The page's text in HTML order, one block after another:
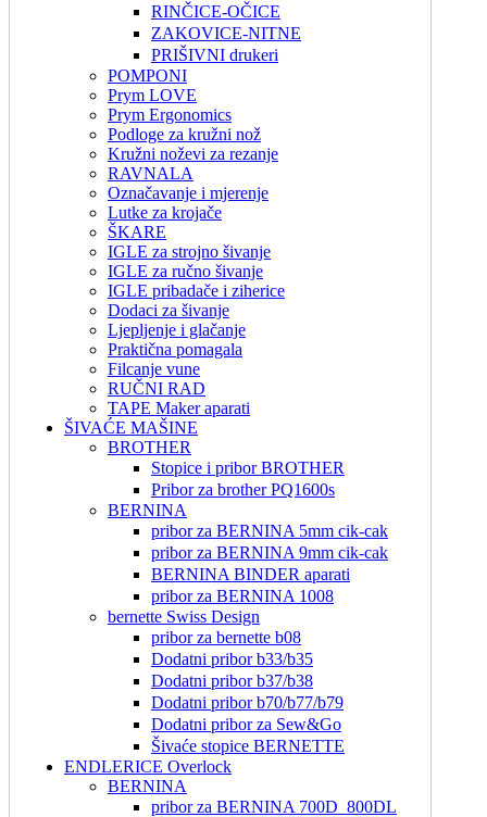
RINČICE-OČICE
ZAKOVICE-NITNE
PRIŠIVNI drukeri
POMPONI
Prym LOVE
Prym Ergonomics
Podloge za kružni nož
Kružni noževi za rezanje
RAVNALA
Označavanje i mjerenje
Lutke za krojače
ŠKARE
IGLE za strojno šivanje
IGLE za ručno šivanje
IGLE pribadače i ziherice
Dodaci za šivanje
Ljepljenje i glačanje
Praktična pomagala
Filcanje vune
RUČNI RAD
TAPE Maker aparati
ŠIVAĆE MAŠINE
BROTHER
Stopice i pribor BROTHER
Pribor za brother PQ1600s
BERNINA
pribor za BERNINA 5mm cik-cak
pribor za BERNINA 9mm cik-cak
BERNINA BINDER aparati
pribor za BERNINA 1008
bernette Swiss Design
pribor za bernette b08
Dodatni pribor b33/b35
Dodatni pribor b37/b38
Dodatni pribor b70/b77/b79
Dodatni pribor za Sew&Go
Šivaće stopice BERNETTE
ENDLERICE Overlock
BERNINA
pribor za BERNINA 700D_800DL